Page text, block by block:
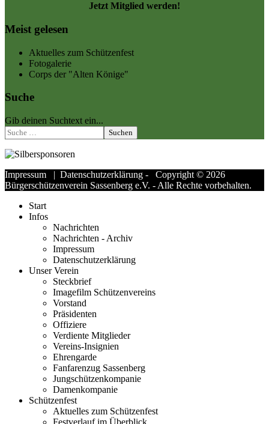
Jetzt Mitglied werden!
Meist gelesen
Aktuelles zum Schützenfest
Fotogalerie
Corps der "Alten Könige"
Suche
Gib deinen Suchtext ein...
Suchen
Impressum | Datenschutzerklärung - Copyright © 2026
Bürgerschützenverein Sassenberg e.V. - Alle Rechte vorbehalten.
Start
Infos
Nachrichten
Nachrichten - Archiv
Impressum
Datenschutzerklärung
Unser Verein
Steckbrief
Imagefilm Schützenvereins
Vorstand
Präsidenten
Offiziere
Verdiente Mitglieder
Vereins-Insignien
Ehrengarde
Fanfarenzug Sassenberg
Jungschützenkompanie
Damenkompanie
Schützenfest
Aktuelles zum Schützenfest